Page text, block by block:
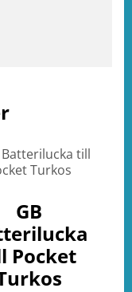
GB
Pocket